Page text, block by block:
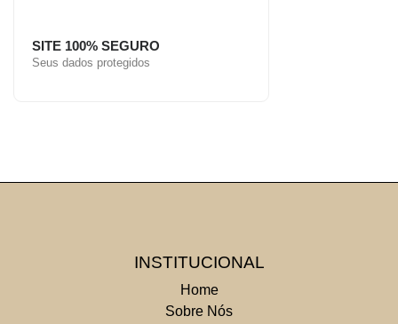
SITE 100% SEGURO
Seus dados protegidos
INSTITUCIONAL
Home
Sobre Nós